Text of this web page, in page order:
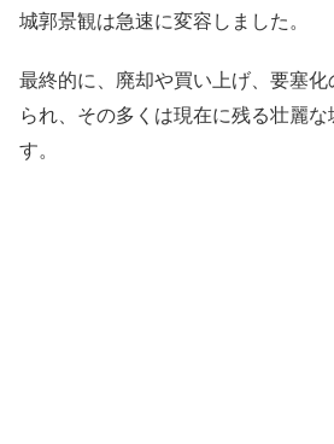
城郭景観は急速に変容しました。
最終的に、廃却や買い上げ、要塞
られ、その多くは現在に残る壮麗
す。